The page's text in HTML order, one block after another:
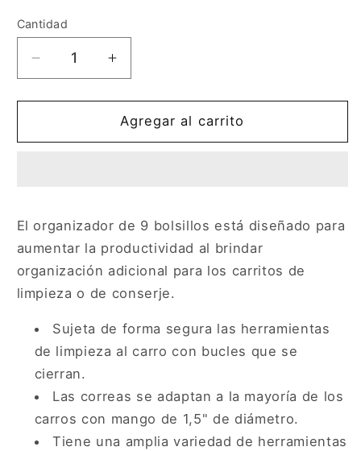
Cantidad
Cantidad
Reducir
cantidad
para
ORGANIZADOR
DE
PARA
COLGAR
EXECUTIVE
Aumentar
cantidad
para
ORGANIZADOR
DE
PARA
COLGAR
EXECUTIVE
Agregar al carrito
El organizador de 9 bolsillos está diseñado para
aumentar la productividad al brindar
organización adicional para los carritos de
limpieza o de conserje.
Sujeta de forma segura las herramientas
de limpieza al carro con bucles que se
cierran.
Las correas se adaptan a la mayoría de los
carros con mango de 1,5" de diámetro.
Tiene una amplia variedad de herramientas